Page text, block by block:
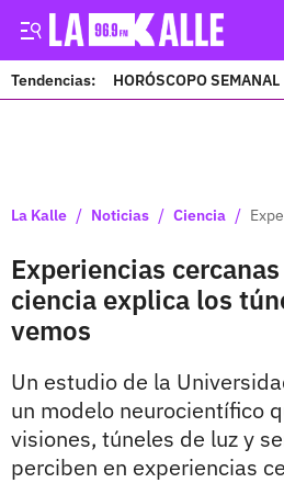
Tendencias: HORÓSCOPO SEMANAL
La Kalle / Noticias / Ciencia /
Experiencias
ciencia explica los
vemos
Un estudio de la
un modelo neurocientífico
visiones, túneles de luz y
perciben en experiencias